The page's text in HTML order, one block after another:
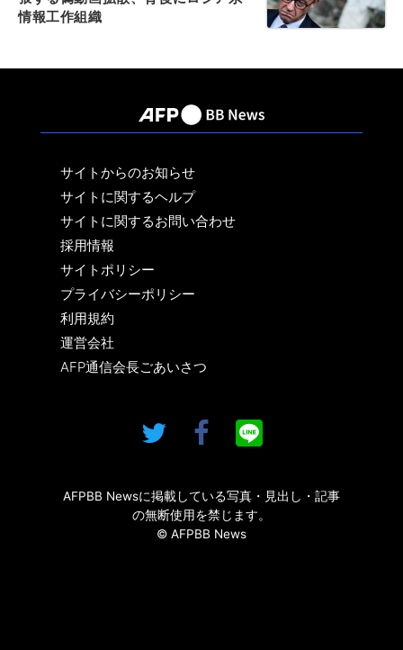
情報工作組織
サイトからのお知らせ
サイトに関するヘルプ
サイトに関するお問い合わせ
採用情報
サイトポリシー
プライバシーポリシー
利用規約
運営会社
AFP通信会長ごあいさつ
AFPBB Newsに掲載している写真・見出し・記事
の無断使用を禁じます。
© AFPBB News